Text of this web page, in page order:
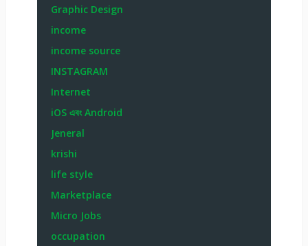
Graphic Design
income
income source
INSTAGRAM
Internet
iOS এবং Android
Jeneral
krishi
life style
Marketplace
Micro Jobs
occupation